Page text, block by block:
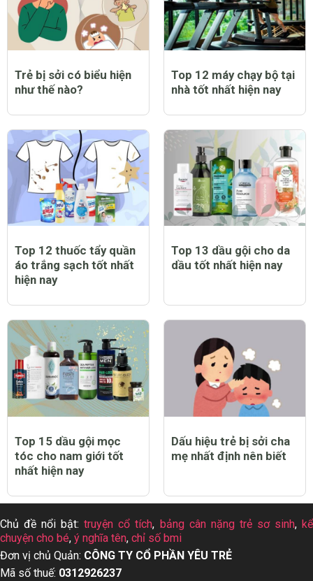
Trẻ bị sởi có biểu hiện
như thế nào?
Top 12 máy chạy bộ tại
nhà tốt nhất hiện nay
Top 12 thuốc tẩy quần
áo trắng sạch tốt nhất
hiện nay
Top 13 dầu gội cho da
dầu tốt nhất hiện nay
Top 15 dầu gội mọc
tóc cho nam giới tốt
nhất hiện nay
Dấu hiệu trẻ bị sởi cha
mẹ nhất định nên biết
Chủ đề nổi bật:truyện cổ tích, bảng cân nặng trẻ sơ sinh,kể
chuyện cho bé, ý nghĩa tên, chỉ số bmi
Đơn vị chủ Quản: CÔNG TY CỔ PHẦN YÊU TRẺ
Mã số thuế: 0312926237